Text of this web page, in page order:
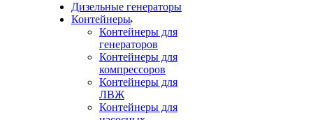
Дизельные генераторы
Контейнеры
Контейнеры для
генераторов
Контейнеры для
компрессоров
Контейнеры для
ЛВЖ
Контейнеры для